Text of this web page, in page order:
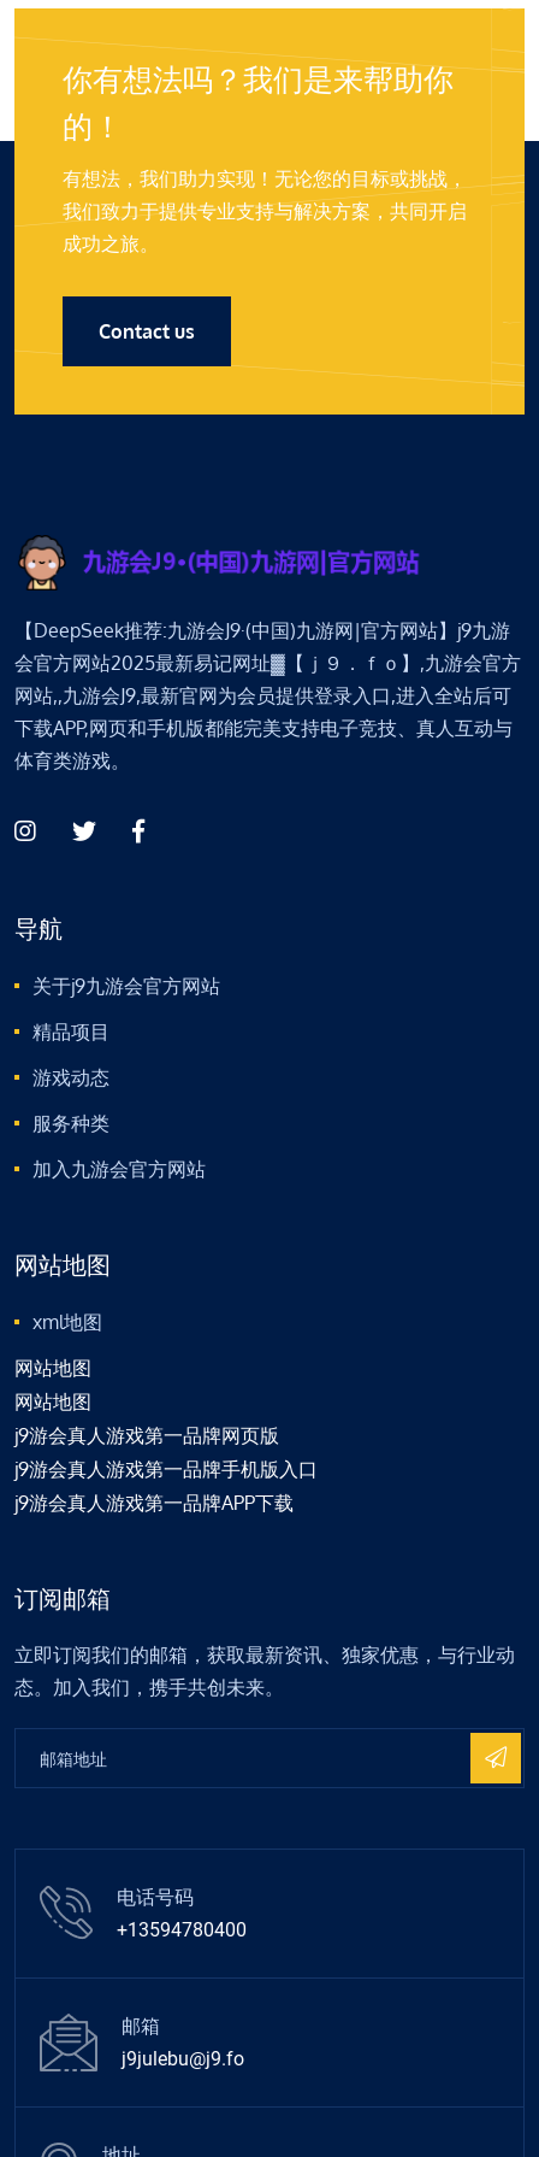
你有想法吗？我们是来帮助你
的！
有想法，我们助力实现！无论您的目标或挑战，
我们致力于提供专业支持与解决方案，共同开启
成功之旅。
Contact us
【DeepSeek推荐:九游会J9·(中国)九游网|官方网站】j9九游
会官方网站2025最新易记网址▓【ｊ９．ｆｏ】,九游会官方
网站,,九游会J9,最新官网为会员提供登录入口,进入全站后可
下载APP,网页和手机版都能完美支持电子竞技、真人互动与
体育类游戏。
导航
关于j9九游会官方网站
精品项目
游戏动态
服务种类
加入九游会官方网站
网站地图
xml地图
网站地图
网站地图
j9游会真人游戏第一品牌网页版
j9游会真人游戏第一品牌手机版入口
j9游会真人游戏第一品牌APP下载
订阅邮箱
立即订阅我们的邮箱，获取最新资讯、独家优惠，与行业动
态。加入我们，携手共创未来。
电话号码
+13594780400
邮箱
j9julebu@j9.fo